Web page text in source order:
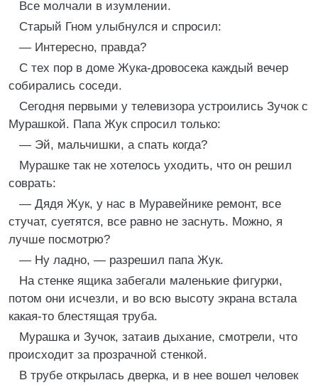
Все молчали в изумлении.
Старый Гном улыбнулся и спросил:
— Интересно, правда?
С тех пор в доме Жука-дровосека каждый вечер
собирались соседи.
Сегодня первыми у телевизора устроились Зучок с
Мурашкой. Папа Жук спросил только:
— Эй, мальчишки, а спать когда?
Мурашке так не хотелось уходить, что он решил
соврать:
— Дядя Жук, у нас в Муравейнике ремонт, все
стучат, суетятся, все равно не заснуть. Можно, я
лучше посмотрю?
— Ну ладно, — разрешил папа Жук.
На стенке ящика забегали маленькие фигурки,
потом они исчезли, и во всю высоту экрана встала
какая-то блестящая труба.
Мурашка и Зучок, затаив дыхание, смотрели, что
происходит за прозрачной стенкой.
В трубе открылась дверка, и в нее вошел человек